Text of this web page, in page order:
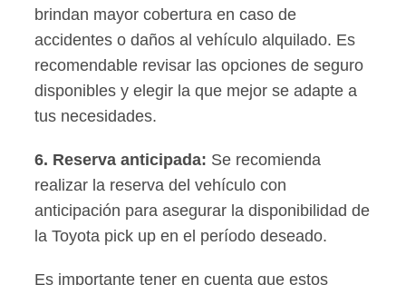
brindan mayor cobertura en caso de
accidentes o daños al vehículo alquilado. Es
recomendable revisar las opciones de seguro
disponibles y elegir la que mejor se adapte a
tus necesidades.
6. Reserva anticipada: Se recomienda
realizar la reserva del vehículo con
anticipación para asegurar la disponibilidad de
la Toyota pick up en el período deseado.
Es importante tener en cuenta que estos